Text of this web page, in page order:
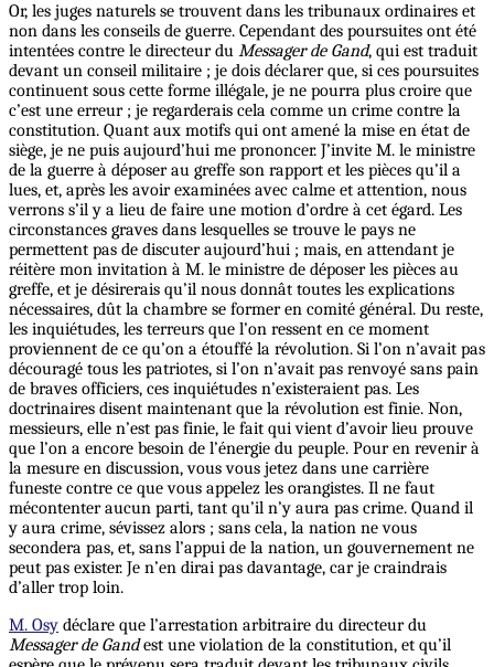
Or, les juges naturels se trouvent dans les tribunaux ordinaires et
non dans les conseils de guerre. Cependant des poursuites ont été
intentées contre le directeur du Messager de Gand, qui est traduit
devant un conseil militaire ; je dois déclarer que, si ces poursuites
continuent sous cette forme illégale, je ne pourra plus croire que
c’est une erreur ; je regarderais cela comme un crime contre la
constitution. Quant aux motifs qui ont amené la mise en état de
siège, je ne puis aujourd’hui me prononcer. J’invite M. le ministre
de la guerre à déposer au greffe son rapport et les pièces qu’il a
lues, et, après les avoir examinées avec calme et attention, nous
verrons s’il y a lieu de faire une motion d’ordre à cet égard. Les
circonstances graves dans lesquelles se trouve le pays ne
permettent pas de discuter aujourd’hui ; mais, en attendant je
réitère mon invitation à M. le ministre de déposer les pièces au
greffe, et je désirerais qu’il nous donnât toutes les explications
nécessaires, dût la chambre se former en comité général. Du reste,
les inquiétudes, les terreurs que l’on ressent en ce moment
proviennent de ce qu’on a étouffé la révolution. Si l’on n’avait pas
découragé tous les patriotes, si l’on n’avait pas renvoyé sans pain
de braves officiers, ces inquiétudes n’existeraient pas. Les
doctrinaires disent maintenant que la révolution est finie. Non,
messieurs, elle n’est pas finie, le fait qui vient d’avoir lieu prouve
que l’on a encore besoin de l’énergie du peuple. Pour en revenir à
la mesure en discussion, vous vous jetez dans une carrière
funeste contre ce que vous appelez les orangistes. Il ne faut
mécontenter aucun parti, tant qu’il n’y aura pas crime. Quand il
y aura crime, sévissez alors ; sans cela, la nation ne vous
secondera pas, et, sans l’appui de la nation, un gouvernement ne
peut pas exister. Je n’en dirai pas davantage, car je craindrais
d’aller trop loin.
M. Osy déclare que l’arrestation arbitraire du directeur du
Messager de Gandest une violation de la constitution, et qu’il